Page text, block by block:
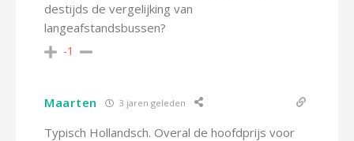
destijds de vergelijking van
langeafstandsbussen?
-1
Maarten 3 jaren geleden
Typisch Hollandsch. Overal de hoofdprijs voor